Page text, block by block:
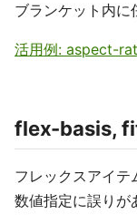
ブランケット内に
活用例: aspect-
flex-basis,
フレックスアイテ
数値指定に誤りが